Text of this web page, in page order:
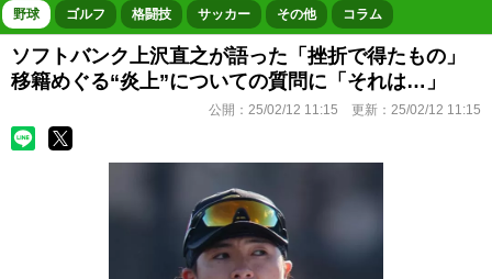
ボートレース 競輪 オートレース
野球 ゴルフ 格闘技 サッカー その他 コラム
ソフトバンク上沢直之が語った「挫折で得たもの」
移籍めぐる“炎上”についての質問に「それは…」
公開： 25/02/12 11:15 更新： 25/02/12 11:15